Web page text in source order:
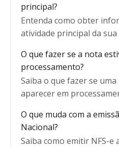
principal?
Entenda como obter
atividade principal da
O que fazer se a nota
processamento?
Saiba o que fazer se
aparecer em
O que muda com a
Nacional?
Saiba como emitir NFS-e